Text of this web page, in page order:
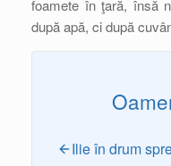
foamete în ţară, însă
după apă, ci după
Ilie în drum